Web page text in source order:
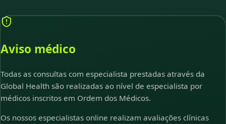
Aviso médico
Todas as consultas com especialista prestadas através da
Global Health são realizadas ao nível de especialista por
médicos inscritos em Ordem dos Médicos.
Os nossos especialistas online realizam avaliações clínicas